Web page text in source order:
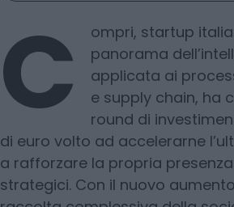
C
ompri, startup
panorama
applicata ai
e supply chain, ha
round di
di euro volto ad accelerarne
a rafforzare la propria
strategici. Con il nuovo